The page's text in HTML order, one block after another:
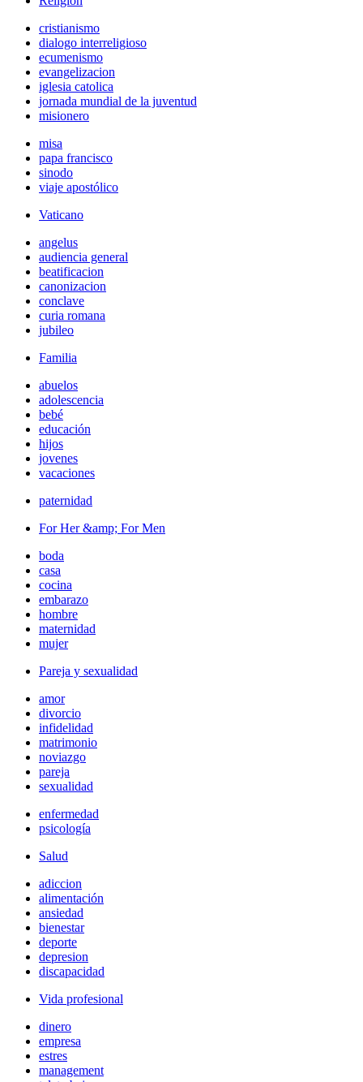
cristianismo
dialogo interreligioso
ecumenismo
evangelizacion
iglesia catolica
jornada mundial de la juventud
misionero
misa
papa francisco
sinodo
viaje apostólico
Vaticano
angelus
audiencia general
beatificacion
canonizacion
conclave
curia romana
jubileo
Familia
abuelos
adolescencia
bebé
educación
hijos
jovenes
vacaciones
paternidad
For Her &amp; For Men
boda
casa
cocina
embarazo
hombre
maternidad
mujer
Pareja y sexualidad
amor
divorcio
infidelidad
matrimonio
noviazgo
pareja
sexualidad
enfermedad
psicología
Salud
adiccion
alimentación
ansiedad
bienestar
deporte
depresion
discapacidad
Vida profesional
dinero
empresa
estres
management